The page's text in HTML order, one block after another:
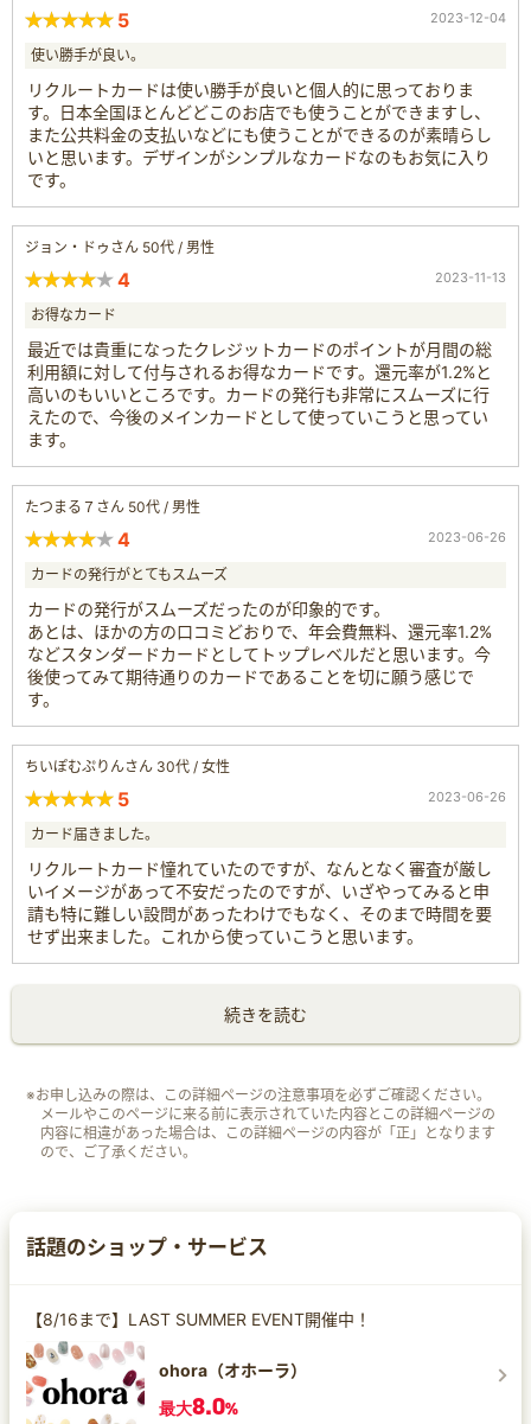
5 2023-12-04
使い勝手が良い。
リクルートカードは使い勝手が良いと個人的に思っておりま
す。日本全国ほとんどどこのお店でも使うことができますし、
また公共料金の支払いなどにも使うことができるのが素晴らし
いと思います。デザインがシンプルなカードなのもお気に入り
です。
ジョン・ドゥさん 50代 / 男性
4 2023-11-13
お得なカード
最近では貴重になったクレジットカードのポイントが月間の総
利用額に対して付与されるお得なカードです。還元率が1.2%と
高いのもいいところです。カードの発行も非常にスムーズに行
えたので、今後のメインカードとして使っていこうと思ってい
ます。
たつまる７さん 50代 / 男性
4 2023-06-26
カードの発行がとてもスムーズ
カードの発行がスムーズだったのが印象的です。
あとは、ほかの方の口コミどおりで、年会費無料、還元率1.2%
などスタンダードカードとしてトップレベルだと思います。今
後使ってみて期待通りのカードであることを切に願う感じで
す。
ちいぽむぷりんさん 30代 / 女性
5 2023-06-26
カード届きました。
リクルートカード憧れていたのですが、なんとなく審査が厳し
いイメージがあって不安だったのですが、いざやってみると申
請も特に難しい設問があったわけでもなく、そのまで時間を要
せず出来ました。これから使っていこうと思います。
続きを読む
※お申し込みの際は、この詳細ページの注意事項を必ずご確認ください。
メールやこのページに来る前に表示されていた内容とこの詳細ページの
内容に相違があった場合は、この詳細ページの内容が「正」となります
ので、ご了承ください。
話題のショップ・サービス
【8/16まで】LAST SUMMER EVENT開催中！
ohora（オホーラ）
最大8.0%